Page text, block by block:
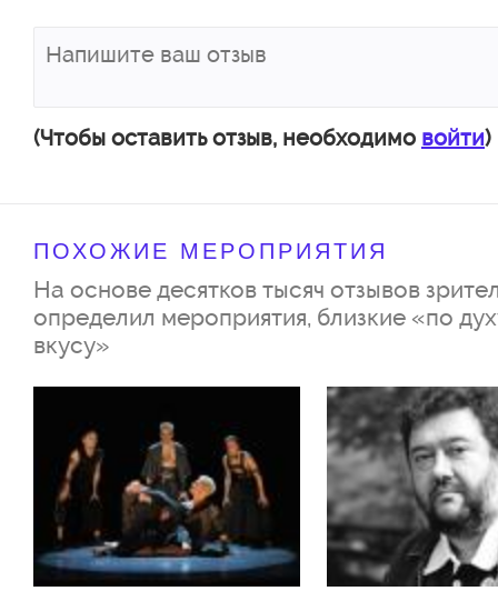
Автор либретто – Е. Муравьёв
Дирижёр-постановщик – з.а.
Янковский
Художник-сценограф – В.
Художник по костюмам – М.
Балетмейстер-постановщик –
(Чтобы оставить отзыв, необходимо войти)
ПОХОЖИЕ МЕРОПРИЯТИЯ
На основе десятков тысяч отзывов
определил мероприятия, близкие «по
вкусу»